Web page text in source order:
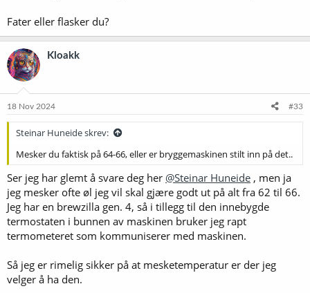
Fater eller flasker du?
Kloakk
18 Nov 2024 #33
Steinar Huneide skrev:
Mesker du faktisk på 64-66, eller er bryggemaskinen stilt inn på det..
Ser jeg har glemt å svare deg her @Steinar Huneide , men ja
jeg mesker ofte øl jeg vil skal gjære godt ut på alt fra 62 til 66.
Jeg har en brewzilla gen. 4, så i tillegg til den innebygde
termostaten i bunnen av maskinen bruker jeg rapt
termometeret som kommuniserer med maskinen.
Så jeg er rimelig sikker på at mesketemperatur er der jeg
velger å ha den.